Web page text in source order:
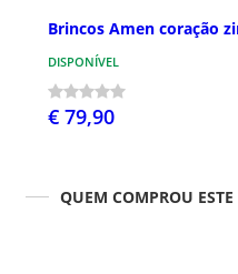
Brincos Amen coração
DISPONÍVEL
€ 79,90
QUEM COMPROU